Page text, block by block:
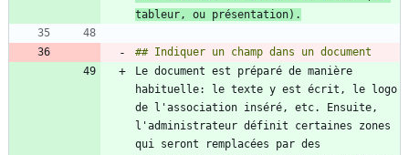
tableur, ou présentation).
Le document est préparé de manière
habituelle: le texte y est écrit, le logo
de l'association inséré, etc. Ensuite,
l'administrateur définit certaines zones
qui seront remplacées par des